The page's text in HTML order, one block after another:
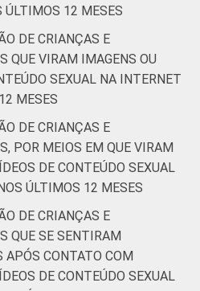
Mais de 1
SM até 2 SM
13
Mais de 2
SM até 3 SM
11 12
Mais de 3
SM
16
AB 15
C 12
DE 12
ÚLTIMOS 12 MESES
DE CRIANÇAS E
QUE VIRAM IMAGENS OU
SEXUAL NA INTERNET
MESES
DE CRIANÇAS E
POR MEIOS EM QUE VIRAM
DE CONTEÚDO SEXUAL
ÚLTIMOS 12 MESES
DE CRIANÇAS E
QUE SE SENTIRAM
APÓS CONTATO COM
DE CONTEÚDO SEXUAL